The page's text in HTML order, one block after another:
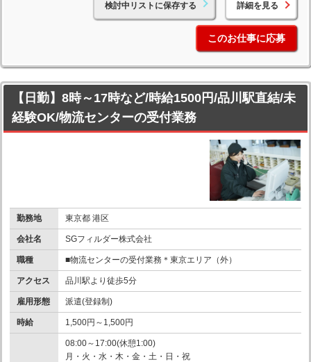
検討中リストに保存する 詳細を見る
このお仕事に応募
【日勤】8時～17時など/時給1500円/品川駅直結/未
経験OK/物流センターの受付業務
勤務地 東京都 港区
会社名 SGフィルダー株式会社
職種 ■物流センターの受付業務＊東京エリア（外）
アクセス 品川駅より徒歩5分
雇用形態 派遣(登録制)
時給 1,500円～1,500円
08:00～17:00(休憩1:00)
月・火・水・木・金・土・日・祝